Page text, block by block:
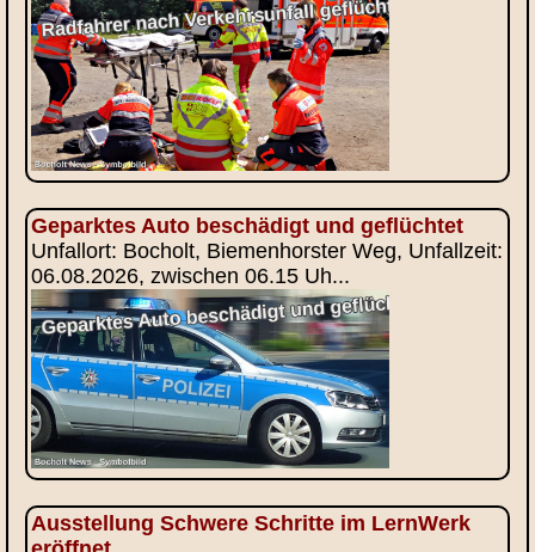
Geparktes Auto beschädigt und geflüchtet
Unfallort: Bocholt, Biemenhorster Weg, Unfallzeit:
06.08.2026, zwischen 06.15 Uh...
Ausstellung Schwere Schritte im LernWerk